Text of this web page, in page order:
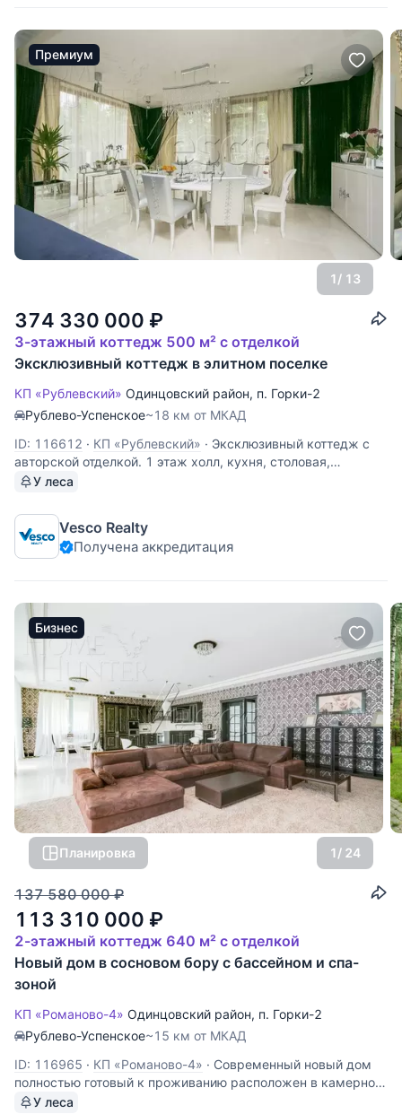
Премиум
1/ 13
374 330 000 ₽
3-этажный коттедж 500 м² с отделкой
Эксклюзивный коттедж в элитном поселке
КП «Рублевский» Одинцовский район, п. Горки-2
Рублево-Успенское~18 км от МКАД
ID: 116612 · КП «Рублевский» · Эксклюзивный коттедж с
авторской отделкой. 1 этаж холл, кухня, столовая,
гостиная с камином, терраса, кабинет, санузел, сауна,
гардеробная, балкон, хозяйская спальня с ванной
комнатой и гардеробной.
У леса
Vesco Realty
Получена аккредитация
Бизнес
Планировка 1/ 24
137 580 000 ₽
113 310 000 ₽
2-этажный коттедж 640 м² с отделкой
Новый дом в сосновом бору с бассейном и спа-
зоной
КП «Романово-4» Одинцовский район, п. Горки-2
Рублево-Успенское~15 км от МКАД
ID: 116965 · КП «Романово-4» · Современный новый дом
полностью готовый к проживанию расположен в камерном
поселке в Горках-2. Дом построен из железобетонных
У леса